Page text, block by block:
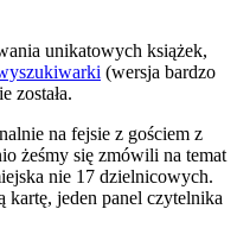
unikatowych książek,
(wersja bardzo
została.
na fejsie z gościem z
żeśmy się zmówili na temat
nie 17 dzielnicowych.
kartę, jeden panel czytelnika